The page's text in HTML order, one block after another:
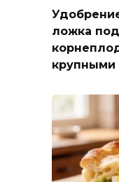
ложка
крупными